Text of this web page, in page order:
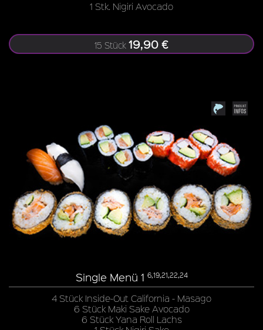
1 Stk. Nigiri Avocado
15 Stück 19,90 €
Single Menü 1 6,19,21,22,24
4 Stück Inside-Out California - Masago
6 Stück Maki Sake Avocado
6 Stück Yana Roll Lachs